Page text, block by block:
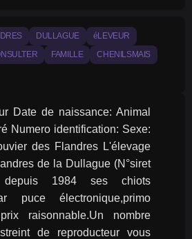
DULLAGUE éLEVEUR
FAMILLE CHENILSMAIS
Date de naissance: Animal
Numero identification: Sexe:
des Flandres L'élevage
de la Dullague (N°siret
depuis 1984 ses chiots
puce électronique,primo
raisonnable.Un nombre
de reproducteur vous